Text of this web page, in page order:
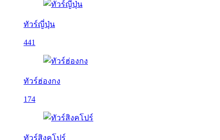
ทัวร์ญี่ปุ่น
441
ทัวร์ฮ่องกง
174
ทัวร์สิงคโปร์